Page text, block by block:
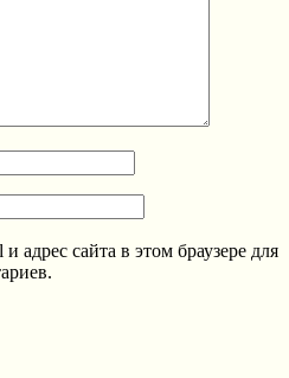
адрес сайта в этом браузере для